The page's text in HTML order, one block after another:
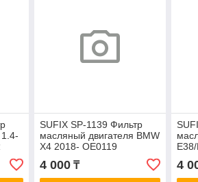
SUFIX SP-1139 Фильтр
масляный двигателя BMW
X4 2018- OE0119
4 000₸ 4